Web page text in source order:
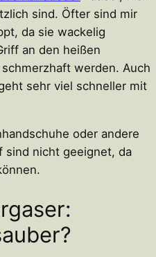
sind. Öfter sind mir
da sie wackelig
an den heißen
werden. Auch
sehr viel schneller mit
oder andere
sind nicht geeignet, da